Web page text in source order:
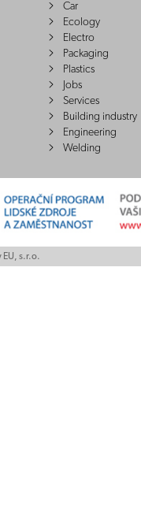
Car
Ecology
Electro
Packaging
Plastics
Jobs
Services
Building industry
Engineering
Welding
s.r.o.